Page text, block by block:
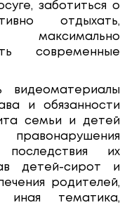
заботиться о
отдыхать,
максимально
современные
видеоматериалы
и обязанности
семьи и детей
последствия их
детей-сирот и
родителей,
иная тематика,